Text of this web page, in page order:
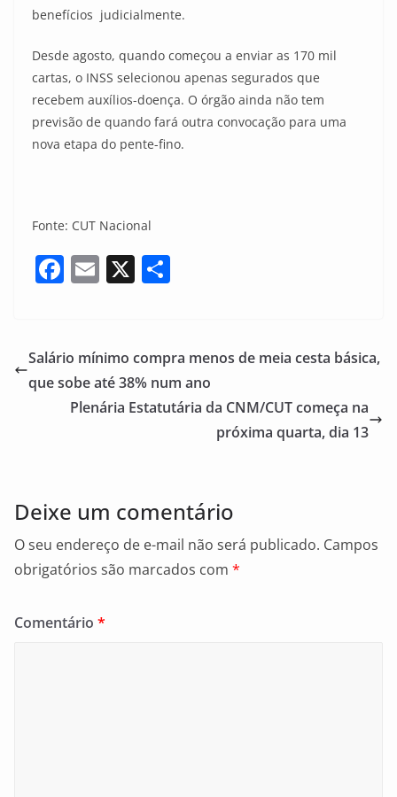
benefícios judicialmente.
Desde agosto, quando começou a enviar as 170 mil
cartas, o INSS selecionou apenas segurados que
recebem auxílios-doença. O órgão ainda não tem
previsão de quando fará outra convocação para uma
nova etapa do pente-fino.
Fonte: CUT Nacional
F
e
b
o
E
l
X
e
Salário mínimo compra menos de meia cesta básica,
que sobe até 38% num ano
Plenária Estatutária da CNM/CUT começa na
próxima quarta, dia 13
Deixe um comentário
O seu endereço de e-mail não será publicado. Campos
obrigatórios são marcados com *
Comentário *